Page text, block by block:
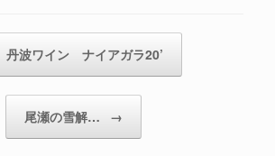
丹波ワイン ナイアガラ20’
尾瀬の雪解… →